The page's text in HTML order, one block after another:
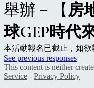
舉辦－【房
球GEP時代
本活動報名已截止，如欲
See previous responses
This content is neither
Service - Privacy Policy